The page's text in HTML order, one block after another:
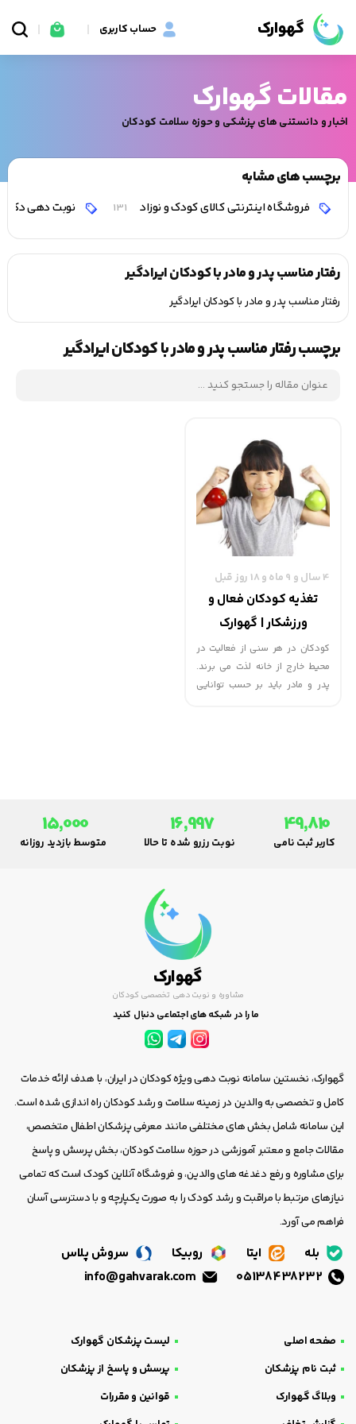
گهوارک حساب کاربری
مقالات گهوارک
اخبار و دانستنی های پزشکی و حوزه سلامت کودکان
برچسب های مشابه
فروشگاه اینترنتی کالای کودک و نوزاد 131 نوبت دهی
رفتار مناسب پدر و مادر با کودکان ایرادگیر
رفتار مناسب پدر و مادر با کودکان ایرادگیر
برچسب رفتار مناسب پدر و مادر با کودکان ایرادگیر
4 سال و 9 ماه و 18 روز قبل
تغذیه کودکان فعال و
ورزشکار | گهوارک
کودکان در هر سنی از فعالیت در
محیط خارج از خانه لذت می برند.
پدر و مادر باید بر حسب توانایی
49,810
کاربر ثبت نامی
16,997
نوبت رزرو شده تا حالا
15,000
متوسط بازدید روزانه
گهوارک
مشاوره و نوبت دهی تخصصی کودکان
ما را در شبکه های اجتماعی دنبال کنید
گهوارک، نخستین سامانه نوبت دهی ویژه کودکان در ایران، با هدف ارائه خدمات
کامل و تخصصی به والدین در زمینه سلامت و رشد کودکان راه اندازی شده است.
این سامانه شامل بخش های مختلفی مانند معرفی پزشکان اطفال متخصص،
مقالات جامع و معتبر آموزشی در حوزه سلامت کودکان، بخش پرسش و پاسخ
برای مشاوره و رفع دغدغه های والدین، و فروشگاه آنلاین کودک است که تمامی
نیازهای مرتبط با مراقبت و رشد کودک را به صورت یکپارچه و با دسترسی آسان
فراهم می آورد.
بله ایتا روبیکا
سروش پلاس
صفحه اصلی
لیست پزشکان گهوارک
ثبت نام پزشکان
پرسش و پاسخ از پزشکان
وبلاگ گهوارک
قوانین و مقررات